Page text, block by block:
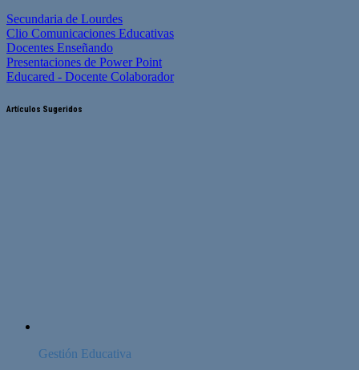
Secundaria de Lourdes
Clio Comunicaciones Educativas
Docentes Enseñando
Presentaciones de Power Point
Educared - Docente Colaborador
Artículos Sugeridos
Gestión Educativa